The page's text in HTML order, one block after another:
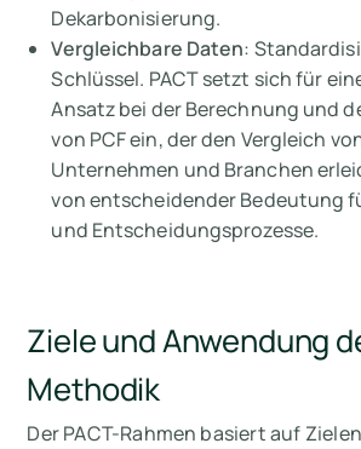
Dekarbonisierung.
Vergleichbare Daten:
Schlüssel. PACT setzt sich für
Ansatz bei der Berechnung und
von PCF ein, der den Vergleich
Unternehmen und Branchen
von entscheidender Bedeutung
und Entscheidungsprozesse.
Ziele und Anwendung
Methodik
Der PACT-Rahmen basiert auf